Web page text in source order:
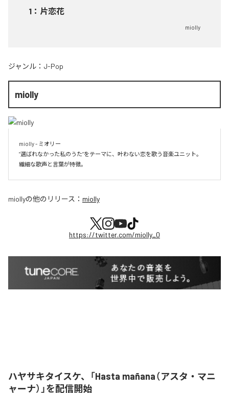
1 ： 片恋花
miolly
ジャンル： J-Pop
miolly
miolly - ミオリー
”選ばれなかった私のうた”をテーマに、叶わない恋を歌う音楽ユニット。
miollyの他のリリース： miolly
https://twitter.com/miolly_0
ハヤサキタイスケ、「Hasta mañana（アスタ・マニ
ャーナ）」を配信開始